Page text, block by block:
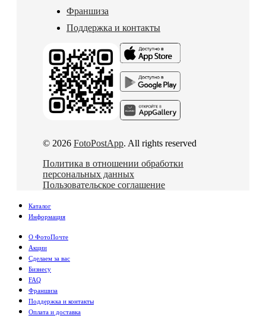
Франшиза
Поддержка и контакты
© 2026 FotoPostApp. All rights reserved
Политика в отношении обработки
персональных данных
Пользовательское соглашение
Каталог
Информация
О ФотоПочте
Акции
Сделаем за вас
Бизнесу
FAQ
Франшиза
Поддержка и контакты
Оплата и доставка